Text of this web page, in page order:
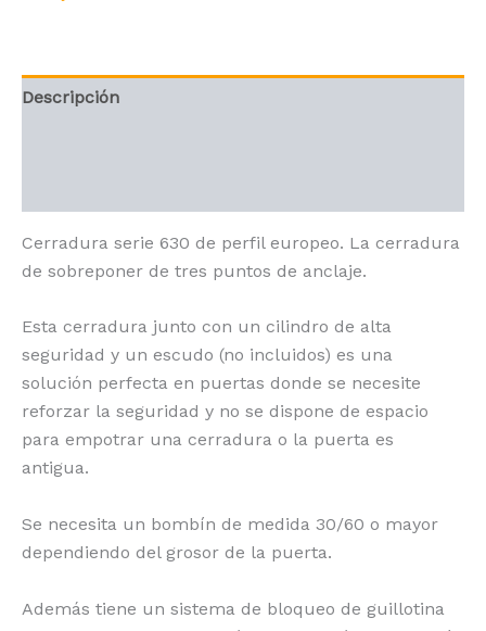
Descripción
Cerradura serie 630 de perfil europeo. La cerradura
de sobreponer de tres puntos de anclaje.
Esta cerradura junto con un cilindro de alta
seguridad y un escudo (no incluidos) es una
solución perfecta en puertas donde se necesite
reforzar la seguridad y no se dispone de espacio
para empotrar una cerradura o la puerta es
antigua.
Se necesita un bombín de medida 30/60 o mayor
dependiendo del grosor de la puerta.
Además tiene un sistema de bloqueo de guillotina